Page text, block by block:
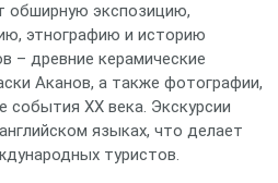
обширную экспозицию,
этнографию и историю
– древние керамические
Аканов, а также фотографии,
события XX века. Экскурсии
языках, что делает
туристов.